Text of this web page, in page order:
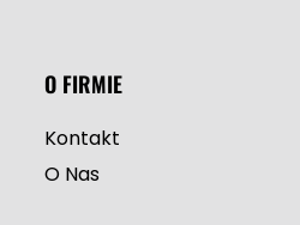
O FIRMIE
Kontakt
O Nas